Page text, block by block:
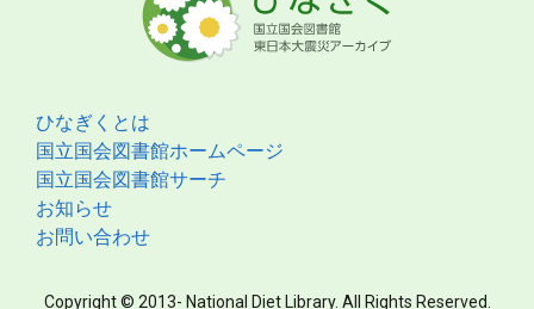
ひなぎくとは
国立国会図書館ホームページ
国立国会図書館サーチ
お知らせ
お問い合わせ
Copyright © 2013- National Diet Library. All Rights Reserved.